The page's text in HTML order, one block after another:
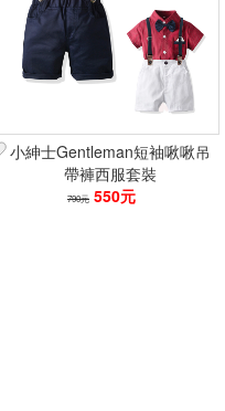
小紳士Gentleman短袖啾啾吊
帶褲西服套裝
790元 550元